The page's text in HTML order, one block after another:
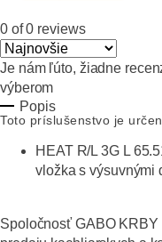
0 of 0 reviews
Je nám ľúto, žiadne
výberom
Popis
Toto príslušenstvo je
HEAT R/L 3G L
vložka s výsuvnými
Spoločnosť GABO KRBY